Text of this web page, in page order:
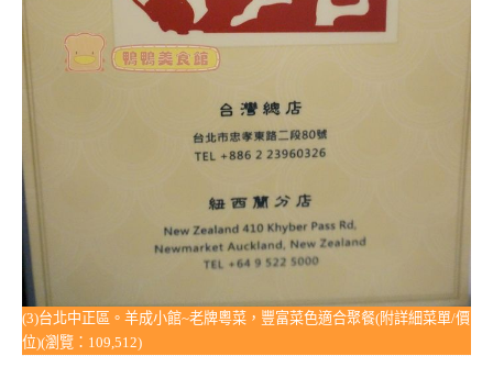
(3)台北中正區。羊成小館~老牌粵菜，豐富菜色適合聚餐(附詳細菜單/價
位)(瀏覽：109,512)